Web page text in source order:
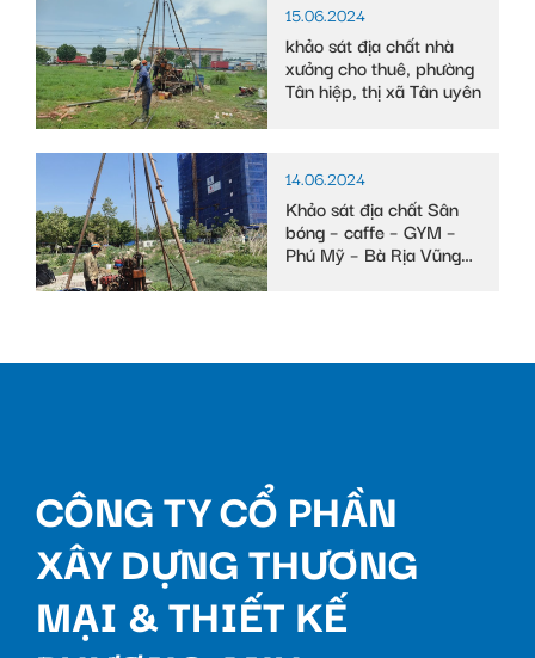
15.06.2024
khảo sát địa chất nhà
xưởng cho thuê, phường
Tân hiệp, thị xã Tân uyên
14.06.2024
Khảo sát địa chất Sân
bóng – caffe – GYM –
Phú Mỹ – Bà Rịa Vũng
CÔNG TY CỔ PHẦN
XÂY DỰNG THƯƠNG
MẠI & THIẾT KẾ